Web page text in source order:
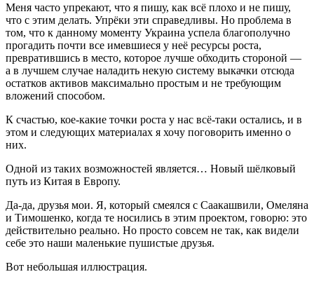
Меня часто упрекают, что я пишу, как всё плохо и не пишу,
что с этим делать. Упрёки эти справедливы. Но проблема в
том, что к данному моменту Украина успела благополучно
прогадить почти все имевшиеся у неё ресурсы роста,
превратившись в место, которое лучше обходить стороной —
а в лучшем случае наладить некую систему выкачки отсюда
остатков активов максимально простым и не требующим
вложений способом.
К счастью, кое-какие точки роста у нас всё-таки остались, и в
этом и следующих материалах я хочу поговорить именно о
них.
Одной из таких возможностей является… Новый шёлковый
путь из Китая в Европу.
Да-да, друзья мои. Я, который смеялся с Саакашвили, Омеляна
и Тимошенко, когда те носились в этим проектом, говорю: это
действительно реально. Но просто совсем не так, как видели
себе это наши маленькие пушистые друзья.
Вот небольшая иллюстрация.